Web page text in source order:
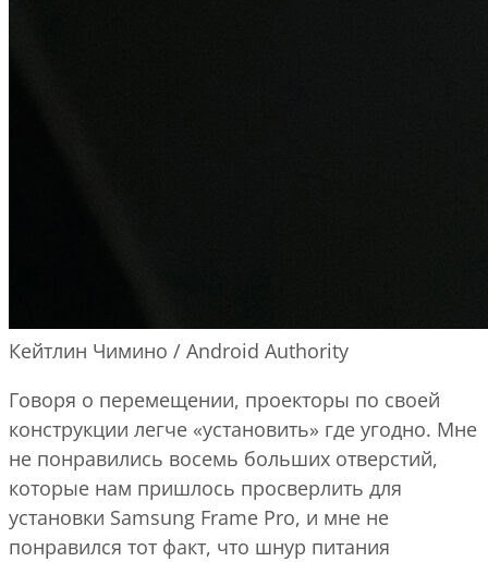
Кейтлин Чимино / Android Authority
Говоря о перемещении, проекторы по своей
конструкции легче «установить» где угодно. Мне
не понравились восемь больших отверстий,
которые нам пришлось просверлить для
установки Samsung Frame Pro, и мне не
понравился тот факт, что шнур питания